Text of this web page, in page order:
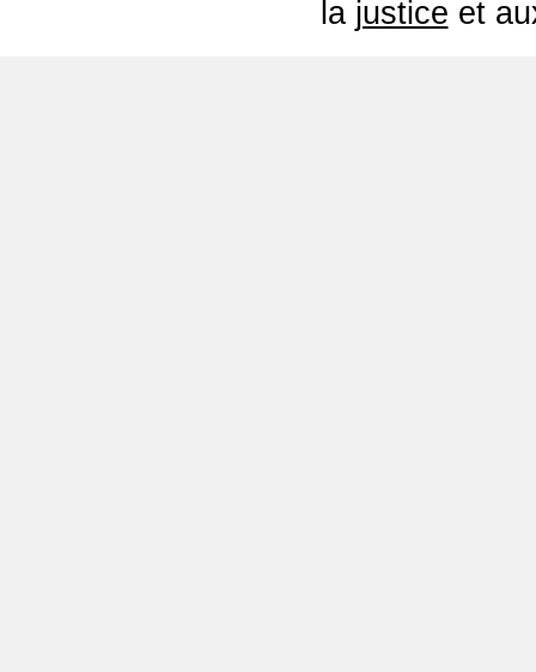
la justice et